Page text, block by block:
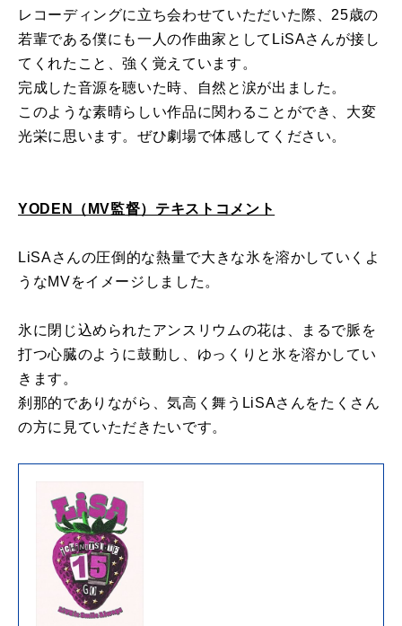
レコーディングに立ち会わせていただいた際、25歳の
若輩である僕にも一人の作曲家としてLiSAさんが接し
てくれたこと、強く覚えています。
完成した音源を聴いた時、自然と涙が出ました。
このような素晴らしい作品に関わることができ、大変
光栄に思います。ぜひ劇場で体感してください。
YODEN（MV監督）テキストコメント
LiSAさんの圧倒的な熱量で大きな氷を溶かしていくよ
うなMVをイメージしました。
氷に閉じ込められたアンスリウムの花は、まるで脈を
打つ心臓のように鼓動し、ゆっくりと氷を溶かしてい
きます。
刹那的でありながら、気高く舞うLiSAさんをたくさん
の方に見ていただきたいです。